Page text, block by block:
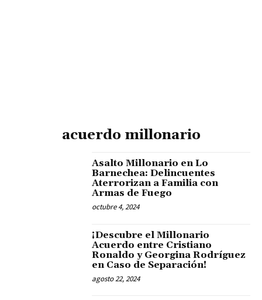
acuerdo millonario
Asalto Millonario en Lo
Barnechea: Delincuentes
Aterrorizan a Familia con
Armas de Fuego
octubre 4, 2024
¡Descubre el Millonario
Acuerdo entre Cristiano
Ronaldo y Georgina Rodríguez
en Caso de Separación!
agosto 22, 2024